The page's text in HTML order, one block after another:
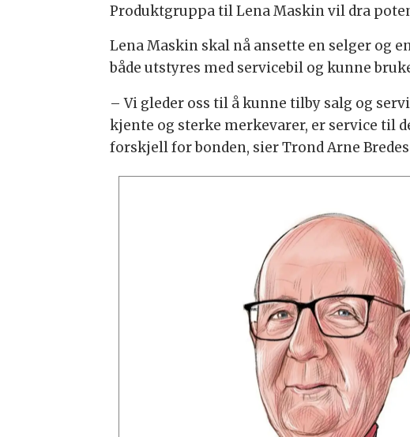
Produktgruppa til Lena Maskin vil dra
Lena Maskin skal nå ansette en selger og
både utstyres med servicebil og kunne
– Vi gleder oss til å kunne tilby salg og
kjente og sterke merkevarer, er service til
forskjell for bonden, sier Trond Arne